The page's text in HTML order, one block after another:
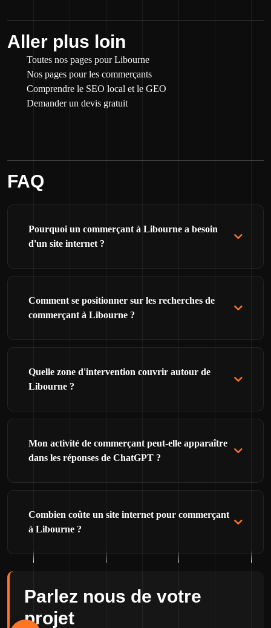
Aller plus loin
Toutes nos pages pour Libourne
Nos pages pour les commerçants
Comprendre le SEO local et le GEO
Demander un devis gratuit
FAQ
Pourquoi un commerçant à Libourne a besoin
d'un site internet ?
Comment se positionner sur les recherches de
commerçant à Libourne ?
Quelle zone d'intervention couvrir autour de
Libourne ?
Mon activité de commerçant peut-elle apparaître
dans les réponses de ChatGPT ?
Combien coûte un site internet pour commerçant
à Libourne ?
Parlez nous de votre
projet